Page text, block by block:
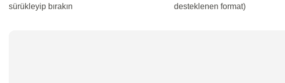
sürükleyip bırakın
desteklenen format)